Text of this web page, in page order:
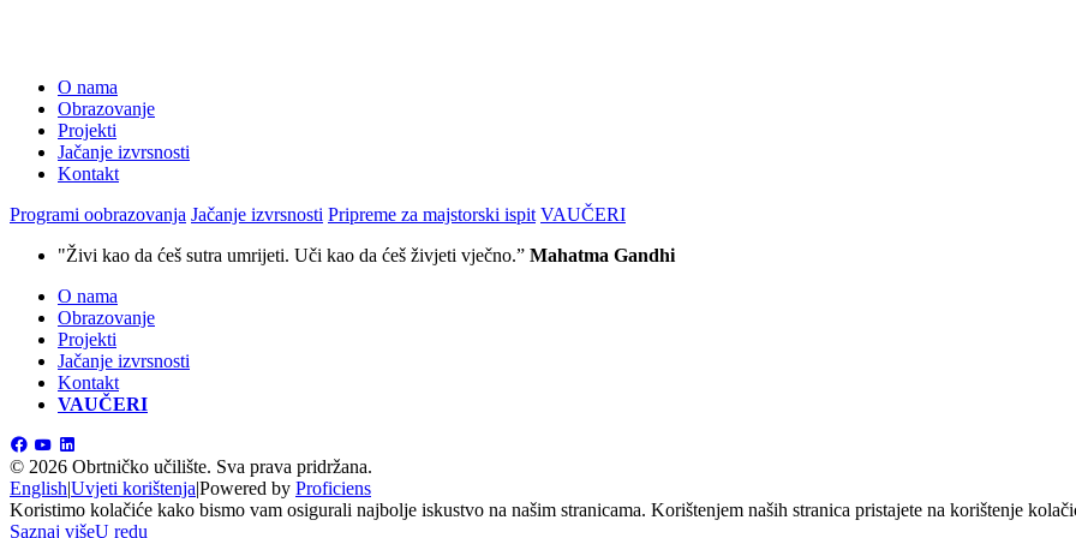
O nama
Obrazovanje
Projekti
Jačanje izvrsnosti
Kontakt
Programi oobrazovanja Jačanje izvrsnosti Pripreme za majstorski ispit VAUČERI
"Živi kao da ćeš sutra umrijeti. Uči kao da ćeš živjeti vječno.” Mahatma Gandhi
O nama
Obrazovanje
Projekti
Jačanje izvrsnosti
Kontakt
VAUČERI
© 2026 Obrtničko učilište. Sva prava pridržana.
English|Uvjeti korištenja|Powered by Proficiens
Koristimo kolačiće kako bismo vam osigurali najbolje iskustvo na našim stranicama. Korištenjem naših stranica pristajete na korištenje
Saznaj višeU redu